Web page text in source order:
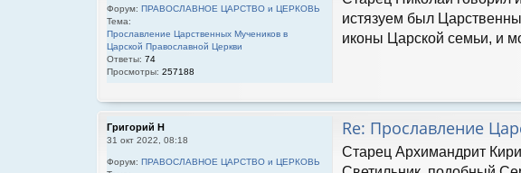
Форум: ПРАВОСЛАВНОЕ ЦАРСТВО и ЦЕРКОВЬ
Тема:
Прославление Царственных Мучеников в
Царской Православной Церкви
Ответы: 74
Просмотры: 257188
истязуем был
иконы Царской семьи, и
Григорий Н
31 окт 2022, 08:18
Форум: ПРАВОСЛАВНОЕ ЦАРСТВО и ЦЕРКОВЬ
Re: Прославление
Старец Архимандрит